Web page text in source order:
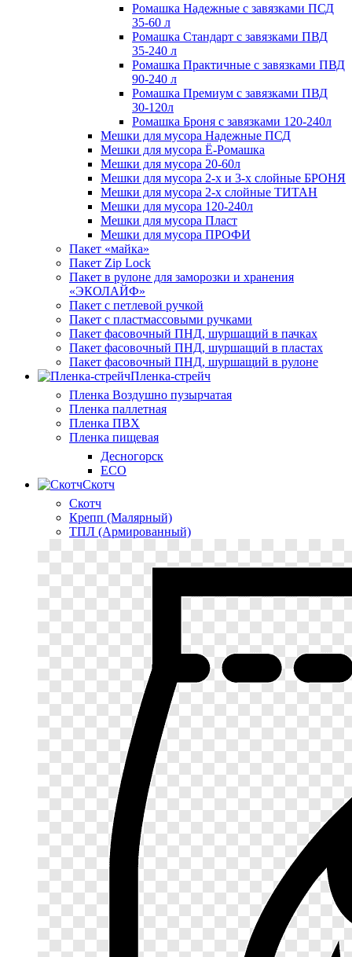
Ромашка Надежные с завязками ПСД
35-60 л
Ромашка Стандарт с завязками ПВД
35-240 л
Ромашка Практичные с завязками ПВД
90-240 л
Ромашка Премиум с завязками ПВД
30-120л
Ромашка Броня с завязками 120-240л
Мешки для мусора Надежные ПСД
Мешки для мусора Ё-Ромашка
Мешки для мусора 20-60л
Мешки для мусора 2-х и 3-х слойные БРОНЯ
Мешки для мусора 2-х слойные ТИТАН
Мешки для мусора 120-240л
Мешки для мусора Пласт
Мешки для мусора ПРОФИ
Пакет «майка»
Пакет Zip Lock
Пакет в рулоне для заморозки и хранения
«ЭКОЛАЙФ»
Пакет с петлевой ручкой
Пакет с пластмассовыми ручками
Пакет фасовочный ПНД, шуршащий в пачках
Пакет фасовочный ПНД, шуршащий в пластах
Пакет фасовочный ПНД, шуршащий в рулоне
Пленка-стрейч
Пленка Воздушно пузырчатая
Пленка паллетная
Пленка ПВХ
Пленка пищевая
Десногорск
ECO
Скотч
Скотч
Крепп (Малярный)
ТПЛ (Армированный)